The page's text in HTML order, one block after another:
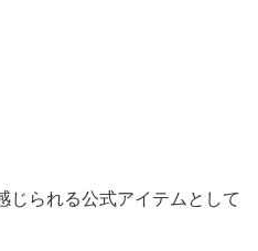
じられる公式アイテムとして